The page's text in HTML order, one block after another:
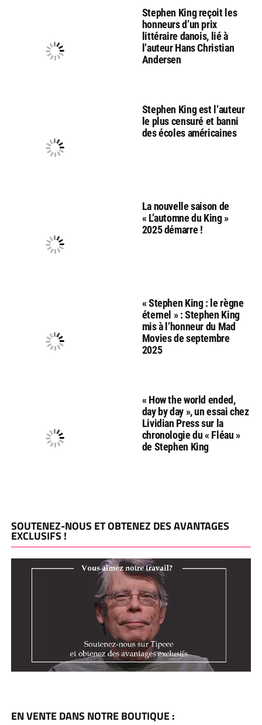
Stephen King reçoit les
honneurs d’un prix
littéraire danois, lié à
l’auteur Hans Christian
Andersen
Stephen King est l’auteur
le plus censuré et banni
des écoles américaines
La nouvelle saison de
« L’automne du King »
2025 démarre !
« Stephen King : le règne
éternel » : Stephen King
mis à l’honneur du Mad
Movies de septembre
2025
« How the world ended,
day by day », un essai chez
Lividian Press sur la
chronologie du « Fléau »
de Stephen King
SOUTENEZ-NOUS ET OBTENEZ DES AVANTAGES
EXCLUSIFS !
EN VENTE DANS NOTRE BOUTIQUE :